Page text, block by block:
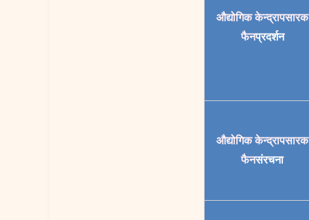
औद्योगिक केन्द्रापसारक
फैनप्रदर्शन
औद्योगिक केन्द्रापसारक
फैनसंरचना